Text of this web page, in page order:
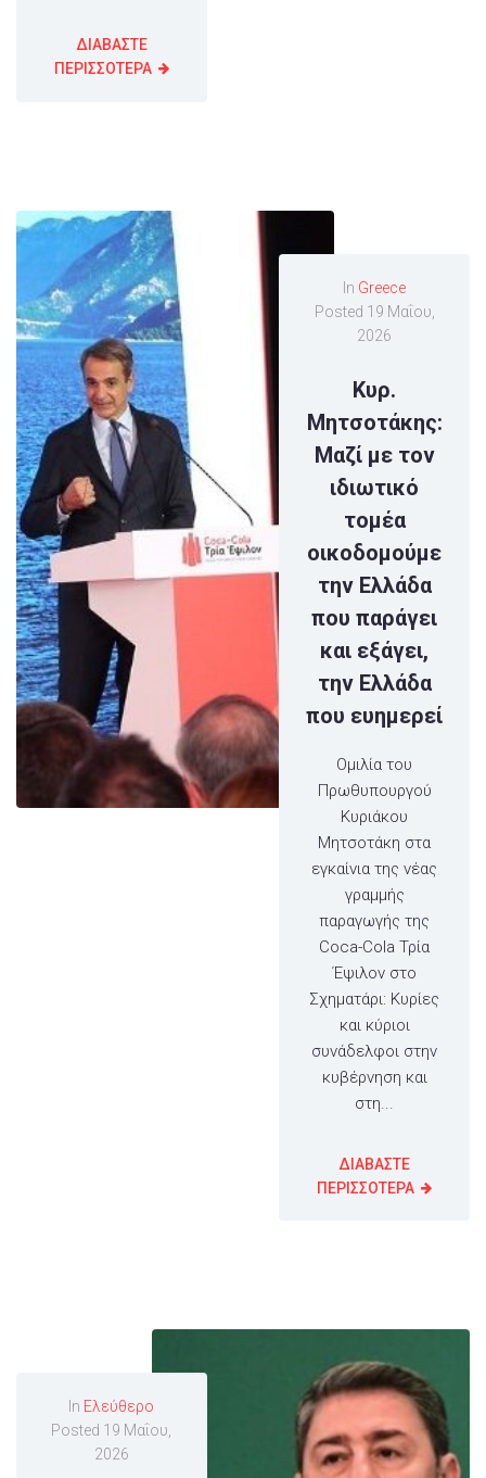
ΔΙΑΒΑΣΤΕ
ΠΕΡΙΣΣΟΤΕΡΑ
In Greece
Posted 19 Μαΐου,
2026
Κυρ.
Μητσοτάκης:
Μαζί με τον
ιδιωτικό
τομέα
οικοδομούμε
την Ελλάδα
που παράγει
και εξάγει,
την Ελλάδα
που ευημερεί
Ομιλία του
Πρωθυπουργού
Κυριάκου
Μητσοτάκη στα
εγκαίνια της νέας
γραμμής
παραγωγής της
Coca-Cola Τρία
Έψιλον στο
Σχηματάρι: Κυρίες
και κύριοι
συνάδελφοι στην
κυβέρνηση και
στη...
ΔΙΑΒΑΣΤΕ
ΠΕΡΙΣΣΟΤΕΡΑ
In Ελεύθερο
Posted 19 Μαΐου,
2026